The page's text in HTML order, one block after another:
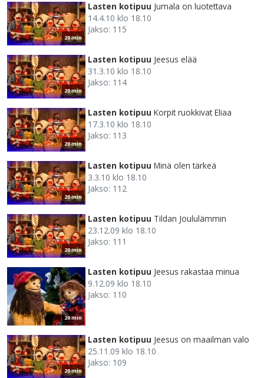
20 min
Lasten kotipuu Jumala on luotettava
14.4.10 klo 18.10
Jakso: 115
20 min
Lasten kotipuu Jeesus elää
31.3.10 klo 18.10
Jakso: 114
20 min
Lasten kotipuu Korpit ruokkivat Eliaa
17.3.10 klo 18.10
Jakso: 113
20 min
Lasten kotipuu Minä olen tärkeä
3.3.10 klo 18.10
Jakso: 112
20 min
Lasten kotipuu Tildan Joululämmin
23.12.09 klo 18.10
Jakso: 111
20 min
Lasten kotipuu Jeesus rakastaa minua
9.12.09 klo 18.10
Jakso: 110
20 min
Lasten kotipuu Jeesus on maailman valo
25.11.09 klo 18.10
Jakso: 109